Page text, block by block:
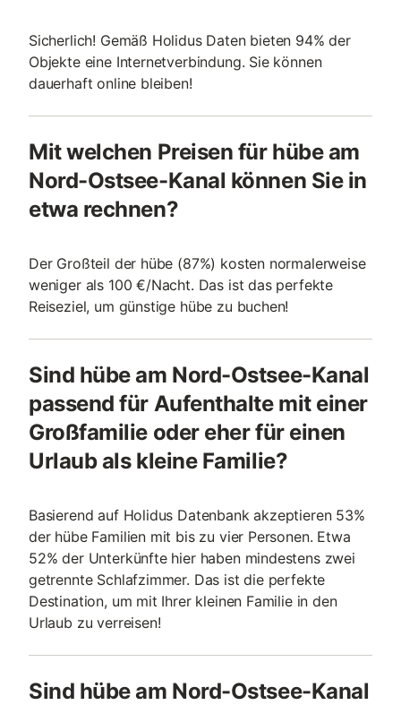
Sicherlich! Gemäß Holidus Daten bieten 94% der
Objekte eine Internetverbindung. Sie können
dauerhaft online bleiben!
Mit welchen Preisen für hübe am
Nord-Ostsee-Kanal können Sie in
etwa rechnen?
Der Großteil der hübe (87%) kosten normalerweise
weniger als 100 €/Nacht. Das ist das perfekte
Reiseziel, um günstige hübe zu buchen!
Sind hübe am Nord-Ostsee-Kanal
passend für Aufenthalte mit einer
Großfamilie oder eher für einen
Urlaub als kleine Familie?
Basierend auf Holidus Datenbank akzeptieren 53%
der hübe Familien mit bis zu vier Personen. Etwa
52% der Unterkünfte hier haben mindestens zwei
getrennte Schlafzimmer. Das ist die perfekte
Destination, um mit Ihrer kleinen Familie in den
Urlaub zu verreisen!
Sind hübe am Nord-Ostsee-Kanal